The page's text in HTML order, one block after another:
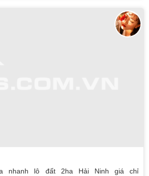
nhanh lô đất 2ha Hải Ninh giá chỉ